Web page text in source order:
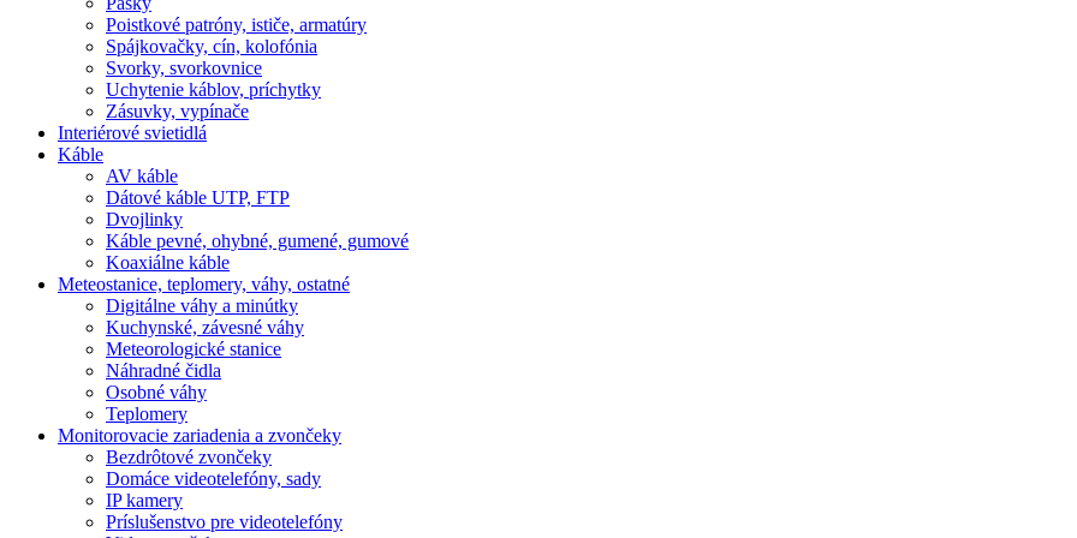
Poistkové patróny, ističe, armatúry
Spájkovačky, cín, kolofónia
Svorky, svorkovnice
Uchytenie káblov, príchytky
Zásuvky, vypínače
Interiérové svietidlá
Káble
AV káble
Dátové káble UTP, FTP
Dvojlinky
Káble pevné, ohybné, gumené, gumové
Koaxiálne káble
Meteostanice, teplomery, váhy, ostatné
Digitálne váhy a minútky
Kuchynské, závesné váhy
Meteorologické stanice
Náhradné čidla
Osobné váhy
Teplomery
Monitorovacie zariadenia a zvončeky
Bezdrôtové zvončeky
Domáce videotelefóny, sady
IP kamery
Príslušenstvo pre videotelefóny